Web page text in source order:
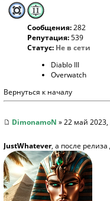
Сообщения:282
Репутация:539
Статус: Не в сети
Diablo III
Overwatch
Вернуться к началу
DimonamoN » 22 май 2023,
JustWhatever, а после